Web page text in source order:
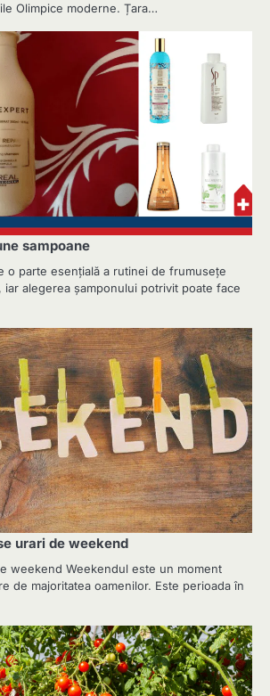
Olimpice moderne. Țara…
sampoane
o parte esențială a rutinei de frumusețe
iar alegerea șamponului potrivit poate face
urari de weekend
weekend Weekendul este un moment
de majoritatea oamenilor. Este perioada în